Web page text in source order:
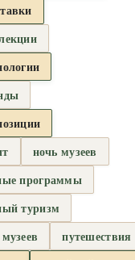
ночь музеев
программы
туризм
путешествия